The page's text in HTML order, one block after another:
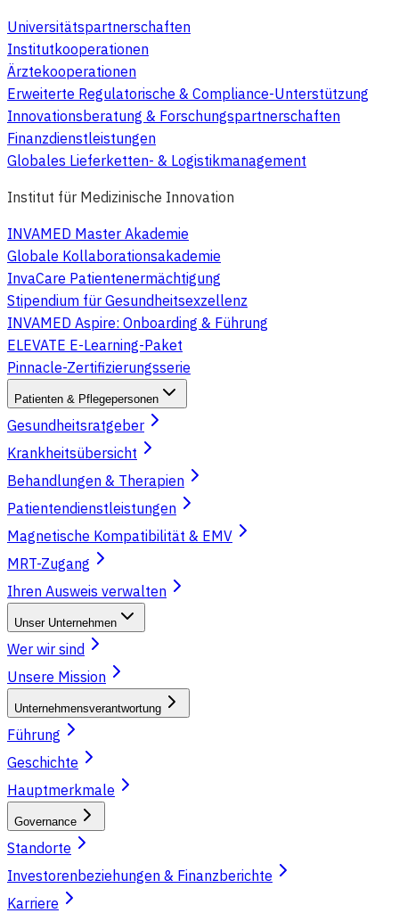
Universitätspartnerschaften
Institutkooperationen
Ärztekooperationen
Erweiterte Regulatorische & Compliance-Unterstützung
Innovationsberatung & Forschungspartnerschaften
Finanzdienstleistungen
Globales Lieferketten- & Logistikmanagement
Institut für Medizinische Innovation
INVAMED Master Akademie
Globale Kollaborationsakademie
InvaCare Patientenermächtigung
Stipendium für Gesundheitsexzellenz
INVAMED Aspire: Onboarding & Führung
ELEVATE E-Learning-Paket
Pinnacle-Zertifizierungsserie
Patienten & Pflegepersonen
Gesundheitsratgeber
Krankheitsübersicht
Behandlungen & Therapien
Patientendienstleistungen
Magnetische Kompatibilität & EMV
MRT-Zugang
Ihren Ausweis verwalten
Unser Unternehmen
Wer wir sind
Unsere Mission
Unternehmensverantwortung
Führung
Geschichte
Hauptmerkmale
Governance
Standorte
Investorenbeziehungen & Finanzberichte
Karriere